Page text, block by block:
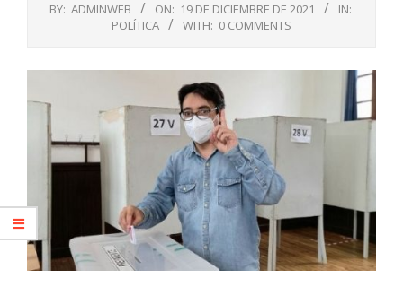
BY: ADMINWEB ON: 19 DE DICIEMBRE DE 2021
IN:
POLÍTICA
WITH: 0 COMMENTS